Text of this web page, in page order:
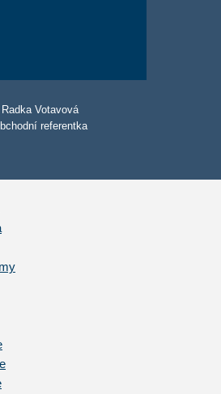
Radka Votavová
referentka